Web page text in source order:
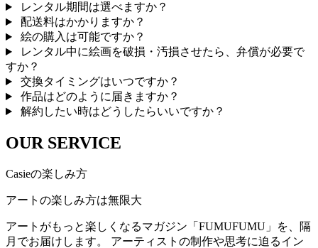
レンタル期間は選べますか？
配送料はかかりますか？
絵の購入は可能ですか？
レンタル中に絵画を破損・汚損させたら、弁償が必要で
すか？
交換タイミングはいつですか？
作品はどのように届きますか？
解約したい時はどうしたらいいですか？
OUR SERVICE
Casieの楽しみ方
アートの楽しみ方は無限大
アートがもっと楽しくなるマガジン「FUMUFUMU」を、隔
月でお届けします。 アーティストの制作や思考に迫るイン